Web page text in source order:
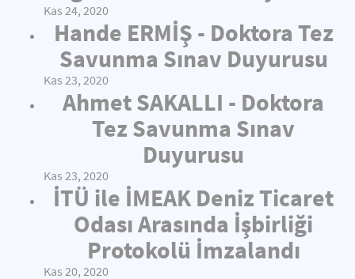
Kas 24, 2020
Hande ERMİŞ - Doktora Tez
Savunma Sınav Duyurusu
Kas 23, 2020
Ahmet SAKALLI - Doktora
Tez Savunma Sınav
Duyurusu
Kas 23, 2020
İTÜ ile İMEAK Deniz Ticaret
Odası Arasında İşbirliği
Protokolü İmzalandı
Kas 20, 2020